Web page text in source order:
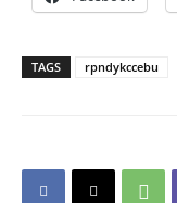
TAGS rpndykccebu